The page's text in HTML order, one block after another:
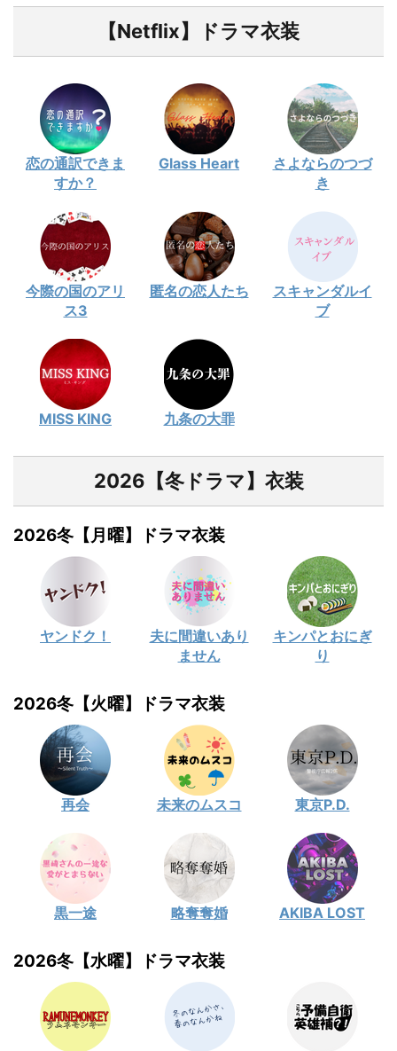
【Netflix】ドラマ衣装
恋の通訳できま
すか？
Glass Heart
さよならのつづ
き
今際の国のアリ
ス3
匿名の恋人たち
スキャンダルイ
ブ
MISS KING 九条の大罪
2026【冬ドラマ】衣装
2026冬【月曜】ドラマ衣装
ヤンドク！
夫に間違いあり
ません
キンパとおにぎ
り
2026冬【火曜】ドラマ衣装
再会 未来のムスコ 東京P.D.
黒一途 略奪奪婚 AKIBA LOST
2026冬【水曜】ドラマ衣装